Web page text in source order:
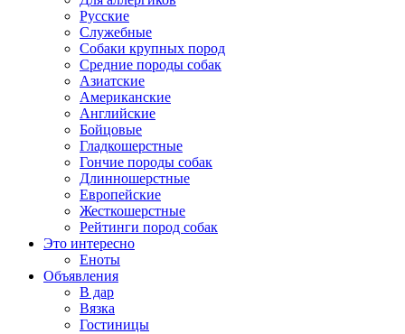
Русские
Служебные
Собаки крупных пород
Средние породы собак
Азиатские
Американские
Английские
Бойцовые
Гладкошерстные
Гончие породы собак
Длинношерстные
Европейские
Жесткошерстные
Рейтинги пород собак
Это интересно
Еноты
Объявления
В дар
Вязка
Гостиницы